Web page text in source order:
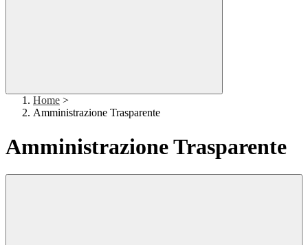
Home >
Amministrazione Trasparente
Amministrazione Trasparente